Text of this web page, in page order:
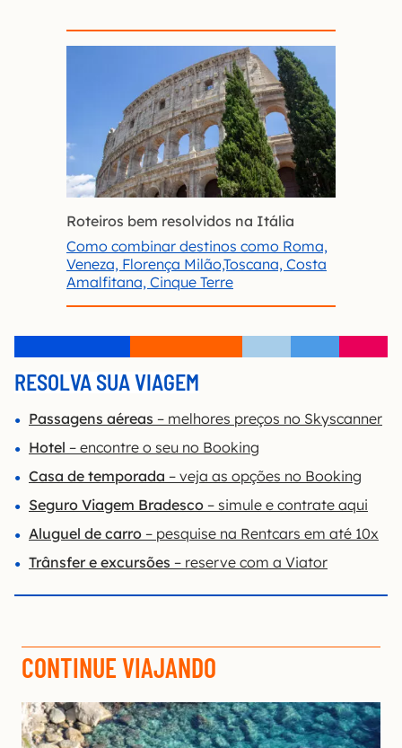
Roteiros bem resolvidos na Itália
Como combinar destinos como Roma,
Veneza, Florença Milão,Toscana, Costa
Amalfitana, Cinque Terre
RESOLVA SUA VIAGEM
Passagens aéreas – melhores preços no Skyscanner
Hotel – encontre o seu no Booking
Casa de temporada – veja as opções no Booking
Seguro Viagem Bradesco – simule e contrate aqui
Aluguel de carro – pesquise na Rentcars em até 10x
Trânsfer e excursões – reserve com a Viator
CONTINUE VIAJANDO